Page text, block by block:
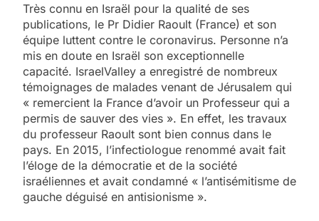
Très connu en Israël pour la qualité de ses
publications, le Pr Didier Raoult (France) et son
équipe luttent contre le coronavirus. Personne n’a
mis en doute en Israël son exceptionnelle
capacité. IsraelValley a enregistré de nombreux
témoignages de malades venant de Jérusalem qui
« remercient la France d’avoir un Professeur qui a
permis de sauver des vies ». En effet, les travaux
du professeur Raoult sont bien connus dans le
pays. En 2015, l’infectiologue renommé avait fait
l’éloge de la démocratie et de la société
israéliennes et avait condamné « l’antisémitisme de
gauche déguisé en antisionisme ».